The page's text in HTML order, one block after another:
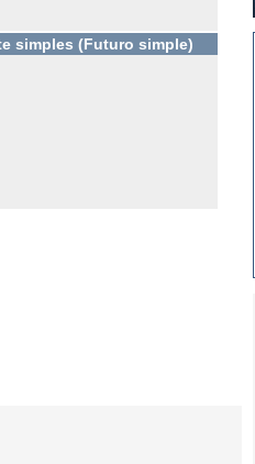
simples (Futuro simple)